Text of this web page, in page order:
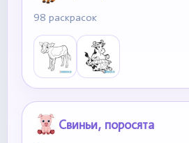
98 раскрасок
Свиньи, поросята